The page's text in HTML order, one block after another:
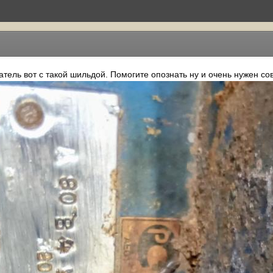
вот с такой шильдой. Помогите опознать ну и очень нужен